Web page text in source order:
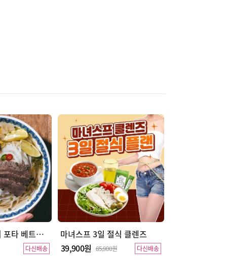
[1+1+1] 빈타이 포타 베트남 쌀국수
다신배송
마녀스프 3일 절식 클렌즈
39,900원 85,900원 다신배송